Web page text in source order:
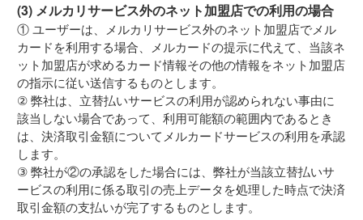
(3) メルカリサービス外のネット加盟店での利用の場合
① ユーザーは、メルカリサービス外のネット加盟店でメル
カードを利用する場合、メルカードの提示に代えて、当該ネ
ット加盟店が求めるカード情報その他の情報をネット加盟店
の指示に従い送信するものとします。
② 弊社は、立替払いサービスの利用が認められない事由に
該当しない場合であって、利用可能額の範囲内であるとき
は、決済取引金額についてメルカードサービスの利用を承認
します。
③ 弊社が②の承認をした場合には、弊社が当該立替払いサ
ービスの利用に係る取引の売上データを処理した時点で決済
取引金額の支払いが完了するものとします。